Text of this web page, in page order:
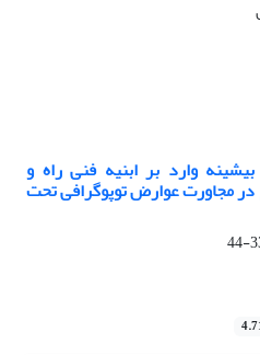
وارد بر ابنیه فنی راه و
مجاورت عوارض توپوگرافی تحت